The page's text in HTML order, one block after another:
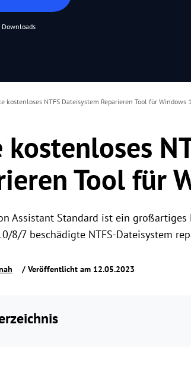
kostenloses NTFS Dateisystem Reparieren Tool für
kostenloses
Tool für
Assistant Standard ist ein
8/7 beschädigte NTFS-Dateisystem
/ Veröffentlicht am 12.05.2023